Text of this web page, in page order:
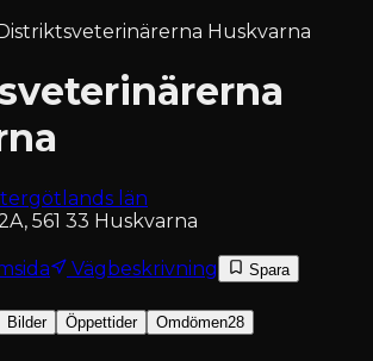
Huskvarna
län
561 33 Huskvarna
Vägbeskrivning
Spara
Bilder Öppettider Omdömen28